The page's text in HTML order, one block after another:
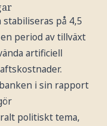
på 4,5
period av tillväxt
artificiell
i sin rapport
politiskt tema,